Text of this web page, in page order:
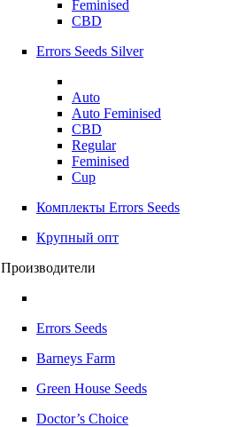
Feminised
CBD
Errors Seeds Silver
Auto
Auto Feminised
CBD
Regular
Feminised
Cup
Комплекты Errors Seeds
Крупный опт
Производители
Errors Seeds
Barneys Farm
Green House Seeds
Doctor’s Choice